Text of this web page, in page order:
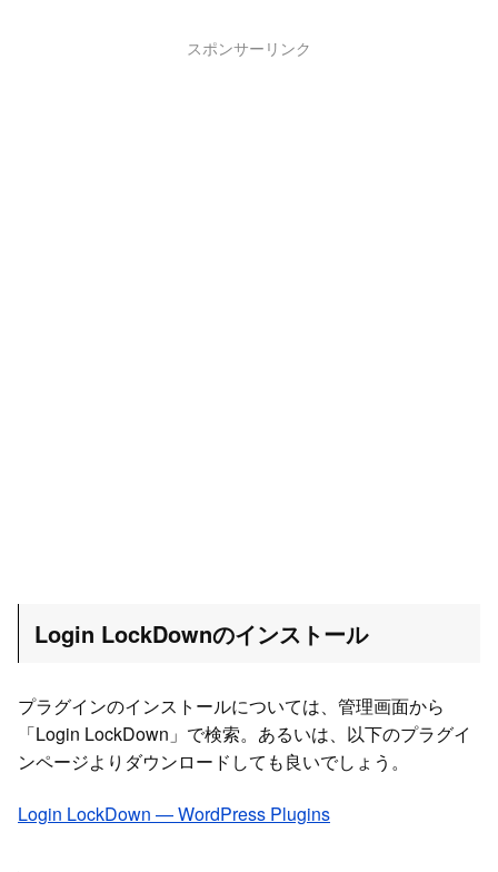
スポンサーリンク
Login LockDownのインストール
プラグインのインストールについては、管理画面から
「Login LockDown」で検索。あるいは、以下のプラグイ
ンページよりダウンロードしても良いでしょう。
Login LockDown — WordPress Plugins